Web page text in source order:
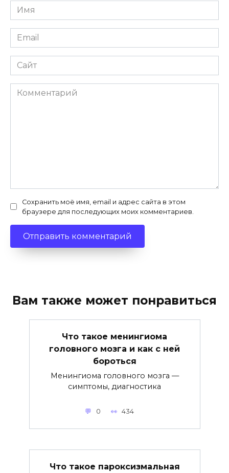
Имя
*
Email
*
Сайт
Комментарий
Сохранить моё имя, email и адрес сайта в этом
браузере для последующих моих комментариев.
Вам также может понравиться
Что такое менингиома
головного мозга и как с ней
бороться
Менингиома головного мозга —
симптомы, диагностика
0 434
Что такое пароксизмальная